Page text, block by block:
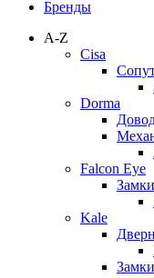
Бренды
A-Z
Cisa
Dorma
Falcon Eye
Замки
Kale
Замки